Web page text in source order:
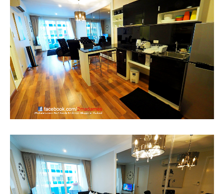
มาเลเชีย
เวียดนาม
ฮ่องกง
มาเก๊า
มัลดีฟส์
อินเดีย
อินโดนีเซีย
เกาหลีใต้
ฮ่องกง
ไต้หวัน
ฟิลิปปินส์
ออสเตรเลีย